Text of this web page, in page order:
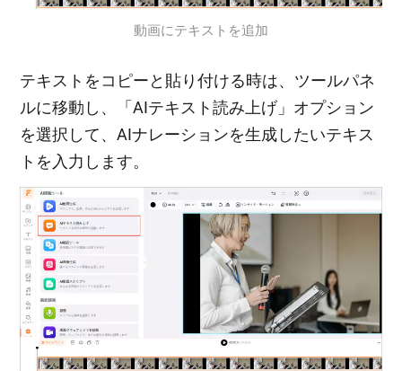
動画にテキストを追加
テキストをコピーと貼り付ける時は、ツールパネ
ルに移動し、「AIテキスト読み上げ」オプション
を選択して、AIナレーションを生成したいテキス
トを入力します。